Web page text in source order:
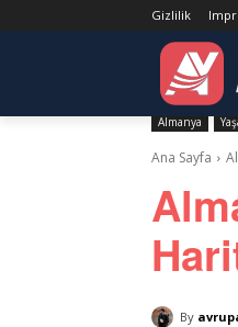
Gizlilik
Almanya
Ana Sayfa
By